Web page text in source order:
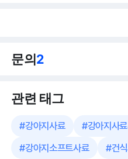
문의2
관련 태그
#강아지사료 #강아지사
#강아지소프트사료 #건